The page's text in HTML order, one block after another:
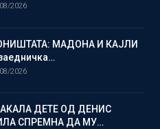
2026
МАДОНА И КАЈЛИ
2026
ДЕТЕ ОД ДЕНИС
СПРЕМНА ДА МУ…